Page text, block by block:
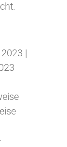
|